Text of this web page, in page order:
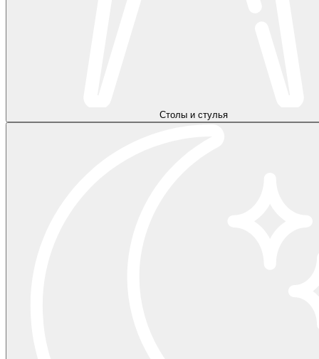
Столы и стулья